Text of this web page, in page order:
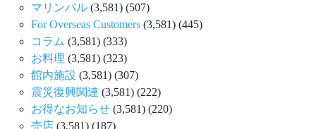
マリンパル (3,581) (507)
For Overseas Customers (3,581) (445)
コラム (3,581) (333)
お料理 (3,581) (323)
館内施設 (3,581) (307)
震災復興関連 (3,581) (222)
お得なお知らせ (3,581) (220)
売店 (3,581) (187)